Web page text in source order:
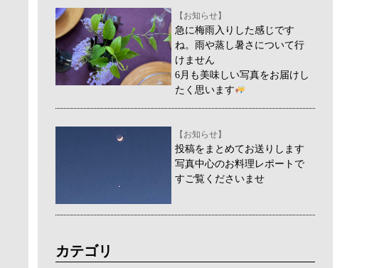
【お知らせ】
急に梅雨入りした感じです
ね。雨や蒸し暑さについて行
けません
6月も美味しい写真をお届けし
たく思います
【お知らせ】
投稿をまとめてお送りします
写真中心のお料理レポートで
すご覧くださいませ
カテゴリ